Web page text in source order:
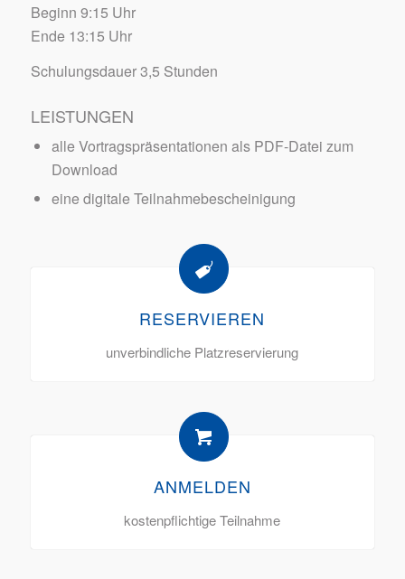
Beginn 9:15 Uhr
Ende 13:15 Uhr
Schulungsdauer 3,5 Stunden
LEISTUNGEN
alle Vortragspräsentationen als PDF-Datei zum
Download
eine digitale Teilnahmebescheinigung
RESERVIEREN
unverbindliche Platzreservierung
ANMELDEN
kostenpflichtige Teilnahme